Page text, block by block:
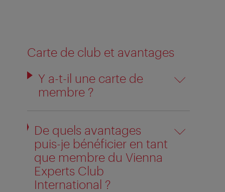
Carte de club et avantages
Y a-t-il une carte de
membre ?
De quels avantages
puis-je bénéficier en tant
que membre du Vienna
Experts Club
International ?